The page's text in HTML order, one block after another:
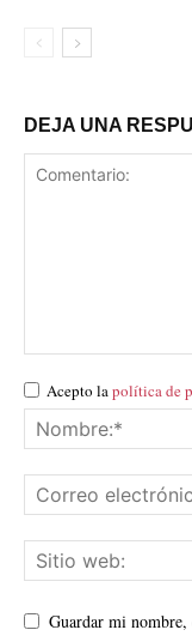
DEJA UNA
Acepto lapolítica de
Guardar mi